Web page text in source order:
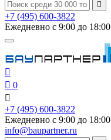

+7 (495) 600-3822
Ежедневно с 9:00 до 18:00

 0

+7 (495) 600-3822
Ежедневно с 9:00 до 18:00
info@baupartner.ru